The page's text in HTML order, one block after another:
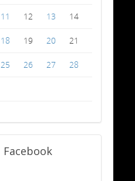
11 12 13 14
18 19 20 21
25 26 27 28
Facebook